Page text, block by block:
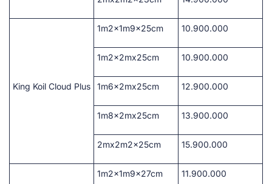
King Koil Cloud Plus
1m2x1m9x25cm 10.900.000
1m2x2mx25cm 10.900.000
1m6x2mx25cm 12.900.000
1m8x2mx25cm 13.900.000
2mx2m2x25cm 15.900.000
1m2x1m9x27cm 11.900.000